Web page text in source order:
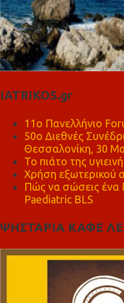
IATRIKOS.gr
11ο Πανελλήνιο
50ο Διεθνές
Θεσσαλονίκη, 30
Το πιάτο της
Χρήση εξωτερικού
Πώς να σώσεις ένα
Paediatric BLS
ΨΗΣΤΑΡΙΑ ΚΑΦΕ